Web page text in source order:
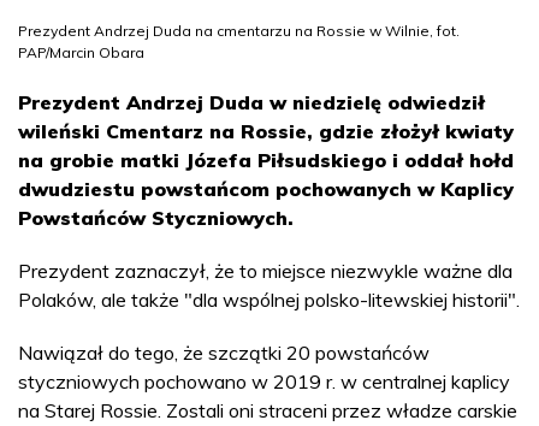
Prezydent Andrzej Duda na cmentarzu na Rossie w Wilnie, fot.
PAP/Marcin Obara
Prezydent Andrzej Duda w niedzielę odwiedził
wileński Cmentarz na Rossie, gdzie złożył kwiaty
na grobie matki Józefa Piłsudskiego i oddał hołd
dwudziestu powstańcom pochowanych w Kaplicy
Powstańców Styczniowych.
Prezydent zaznaczył, że to miejsce niezwykle ważne dla
Polaków, ale także "dla wspólnej polsko-litewskiej historii".
Nawiązał do tego, że szczątki 20 powstańców
styczniowych pochowano w 2019 r. w centralnej kaplicy
na Starej Rossie. Zostali oni straceni przez władze carskie